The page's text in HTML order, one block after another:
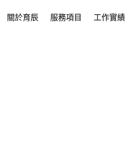
關於育辰 服務項目 工作實績